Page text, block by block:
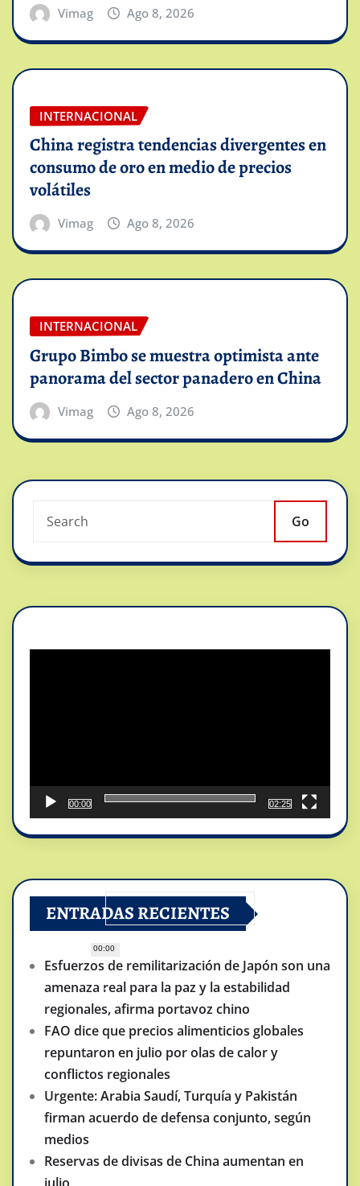
Vimag Ago 8, 2026
INTERNACIONAL
China registra tendencias divergentes en
consumo de oro en medio de precios
volátiles
Vimag Ago 8, 2026
INTERNACIONAL
Grupo Bimbo se muestra optimista ante
panorama del sector panadero en China
Vimag Ago 8, 2026
Go
00:00
00:00
02:25
ENTRADAS RECIENTES
Esfuerzos de remilitarización de Japón son una
amenaza real para la paz y la estabilidad
regionales, afirma portavoz chino
FAO dice que precios alimenticios globales
repuntaron en julio por olas de calor y
conflictos regionales
Urgente: Arabia Saudí, Turquía y Pakistán
firman acuerdo de defensa conjunto, según
medios
Reservas de divisas de China aumentan en